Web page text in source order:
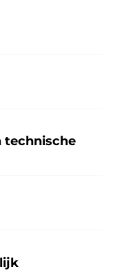
technische